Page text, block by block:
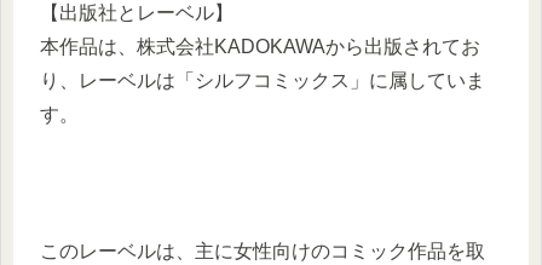
【出版社とレーベル】
本作品は、株式会社KADOKAWAから出版されてお
り、レーベルは「シルフコミックス」に属していま
す。
​このレーベルは、主に女性向けのコミック作品を取